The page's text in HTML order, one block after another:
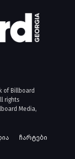
of Billboard
rights
Media,
ჩარტები